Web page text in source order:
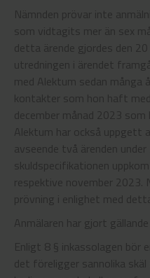
Nämnden prövar inte
som vidtagits mer än sex
detta ärende gjordes den
utredningen i ärendet
med Alektum sedan många
kontakter som hon haft
december månad 2023
Alektum har också uppgett
avseende två ärenden
skuldspecifikationen
respektive november 2023.
prövning i enlighet med
Anmälaren har gjort
Enligt 8 § inkassolagen bör
det föreligger sannolika